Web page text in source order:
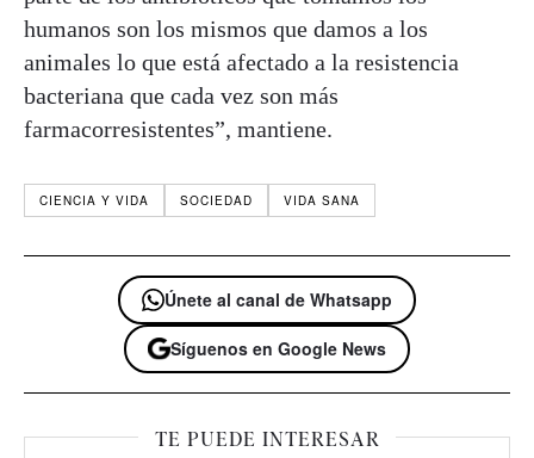
humanos son los mismos que damos a los
animales lo que está afectado a la resistencia
bacteriana que cada vez son más
farmacorresistentes”, mantiene.
CIENCIA Y VIDA SOCIEDAD VIDA SANA
Únete al canal de Whatsapp
Síguenos en Google News
TE PUEDE INTERESAR